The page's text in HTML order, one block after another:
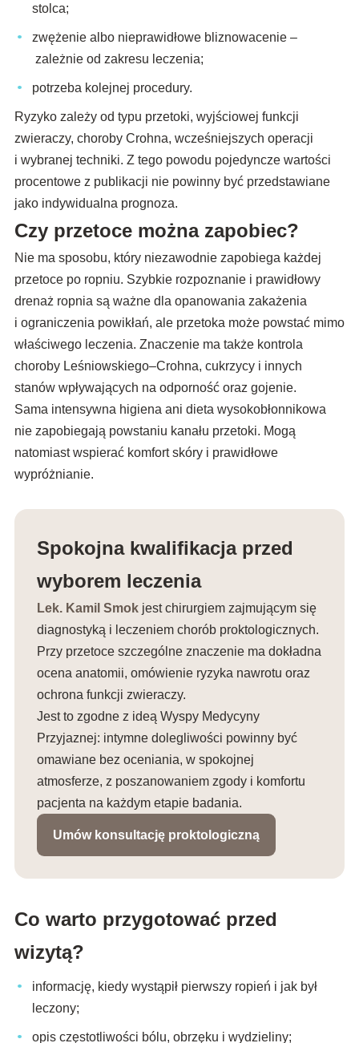
stolca;
zwężenie albo nieprawidłowe bliznowacenie –
zależnie od zakresu leczenia;
potrzeba kolejnej procedury.
Ryzyko zależy od typu przetoki, wyjściowej funkcji
zwieraczy, choroby Crohna, wcześniejszych operacji
i wybranej techniki. Z tego powodu pojedyncze wartości
procentowe z publikacji nie powinny być przedstawiane
jako indywidualna prognoza.
Czy przetoce można zapobiec?
Nie ma sposobu, który niezawodnie zapobiega każdej
przetoce po ropniu. Szybkie rozpoznanie i prawidłowy
drenaż ropnia są ważne dla opanowania zakażenia
i ograniczenia powikłań, ale przetoka może powstać mimo
właściwego leczenia. Znaczenie ma także kontrola
choroby Leśniowskiego–Crohna, cukrzycy i innych
stanów wpływających na odporność oraz gojenie.
Sama intensywna higiena ani dieta wysokobłonnikowa
nie zapobiegają powstaniu kanału przetoki. Mogą
natomiast wspierać komfort skóry i prawidłowe
wypróżnianie.
Spokojna kwalifikacja przed
wyborem leczenia
Lek. Kamil Smokjest chirurgiem zajmującym się
diagnostyką i leczeniem chorób proktologicznych.
Przy przetoce szczególne znaczenie ma dokładna
ocena anatomii, omówienie ryzyka nawrotu oraz
ochrona funkcji zwieraczy.
Jest to zgodne z ideą Wyspy Medycyny
Przyjaznej: intymne dolegliwości powinny być
omawiane bez oceniania, w spokojnej
atmosferze, z poszanowaniem zgody i komfortu
pacjenta na każdym etapie badania.
Umów konsultację proktologiczną
Co warto przygotować przed
wizytą?
informację, kiedy wystąpił pierwszy ropień i jak był
leczony;
opis częstotliwości bólu, obrzęku i wydzieliny;